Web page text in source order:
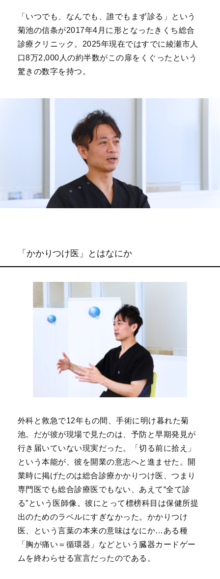
「いつでも、なんでも、誰でもまず診る」という
菊池の信条が2017年4月に形となったきくち総合
診療クリニック。2025年現在ではすでに綾瀬市人
口8万2,000人の約半数がこの扉をくぐったという
「かかりつけ医」とはなにか
外科と救急で12年もの間、手術に明け暮れた菊
池。だが彼が現場で見たのは、予防と早期発見が
行き届いていない現実だった。「切る前に拾え」
という本能が、彼を開業の意志へと進ませた。開
業時に掲げたのは総合診療かかりつけ医、つまり
専門医でも総合診療医でもない、あえて“全て診
る”という医師像。彼にとって標榜科目は保健所提
出のためのラベルにすぎなかった。かかりつけ
医、という言葉の本来の意味はなにか…ある種
「胸が痛い＝循環器」などという臓器カードゲー
ムを終わらせる宣言だったのである。